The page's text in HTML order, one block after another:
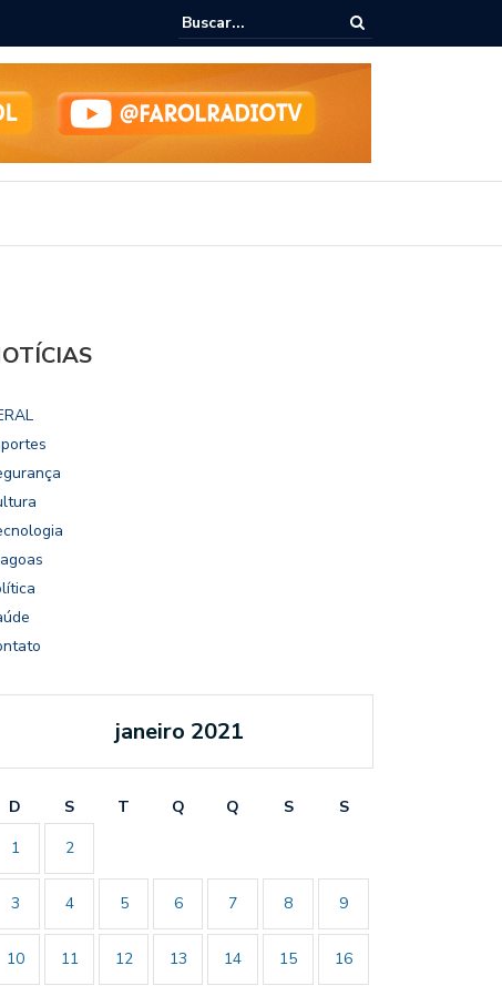
dialoga com UFAL e Faculdade de Coimbra sobre parcerias para
janeiro 2021
D S T Q Q S
S
1
2
3 4 5 6 7 8 9
10 11 12 13 14 15 16